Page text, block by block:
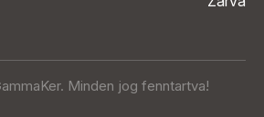
Minden jog fenntartva!